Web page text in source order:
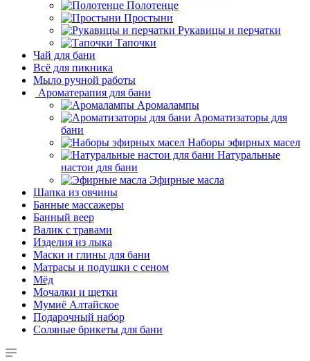
Полотенце
Простыни
Рукавицы и перчатки
Тапочки
Чай для бани
Всё для пикника
Мыло ручной работы
Ароматерапия для бани
Аромалампы
Ароматизаторы для
бани
Наборы эфирных масел
Натуральные
настои для бани
Эфирные масла
Шапка из овчины
Банные массажеры
Банный веер
Валик с травами
Изделия из лыка
Маски и глины для бани
Матрасы и подушки с сеном
Мёд
Мочалки и щетки
Мумиё Алтайское
Подарочный набор
Соляные брикеты для бани